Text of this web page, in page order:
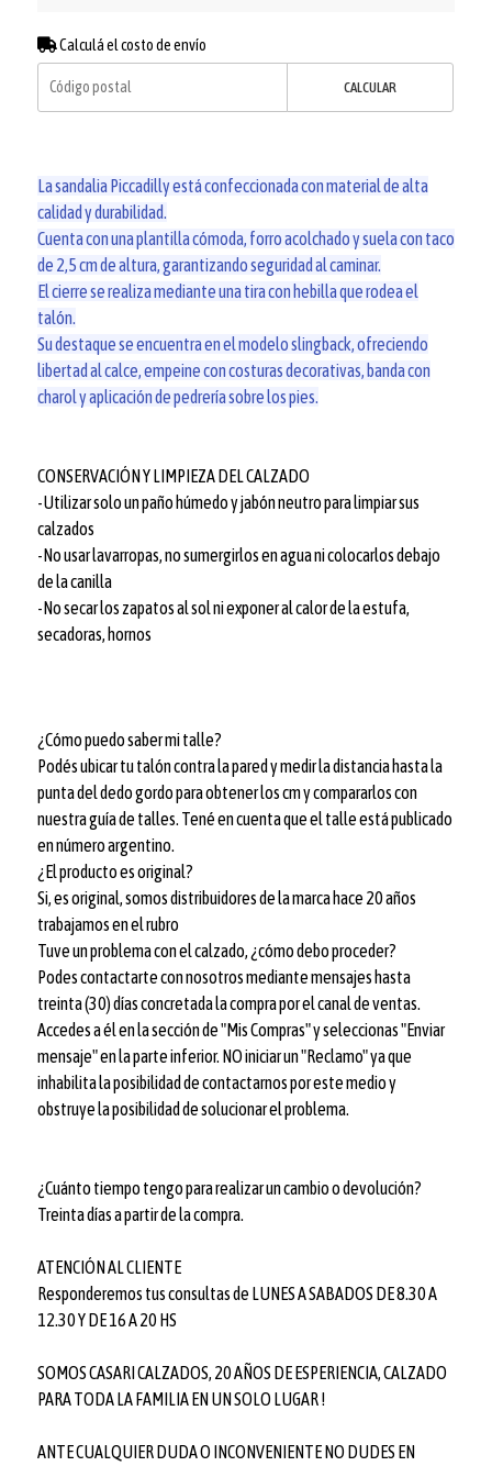
Calculá el costo de envío
CALCULAR
La sandalia Piccadilly está confeccionada con material de alta
calidad y durabilidad.
Cuenta con una plantilla cómoda, forro acolchado y suela con taco
de 2,5 cm de altura, garantizando seguridad al caminar.
El cierre se realiza mediante una tira con hebilla que rodea el
talón.
Su destaque se encuentra en el modelo slingback, ofreciendo
libertad al calce, empeine con costuras decorativas, banda con
charol y aplicación de pedrería sobre los pies.
CONSERVACIÓN Y LIMPIEZA DEL CALZADO
-Utilizar solo un paño húmedo y jabón neutro para limpiar sus
calzados
-No usar lavarropas, no sumergirlos en agua ni colocarlos debajo
de la canilla
-No secar los zapatos al sol ni exponer al calor de la estufa,
secadoras, hornos
¿Cómo puedo saber mi talle?
Podés ubicar tu talón contra la pared y medir la distancia hasta la
punta del dedo gordo para obtener los cm y compararlos con
nuestra guía de talles. Tené en cuenta que el talle está publicado
en número argentino.
¿El producto es original?
Si, es original, somos distribuidores de la marca hace 20 años
trabajamos en el rubro
Tuve un problema con el calzado, ¿cómo debo proceder?
Podes contactarte con nosotros mediante mensajes hasta
treinta (30) días concretada la compra por el canal de ventas.
Accedes a él en la sección de "Mis Compras" y seleccionas "Enviar
mensaje" en la parte inferior. NO iniciar un "Reclamo" ya que
inhabilita la posibilidad de contactarnos por este medio y
obstruye la posibilidad de solucionar el problema.
¿Cuánto tiempo tengo para realizar un cambio o devolución?
Treinta días a partir de la compra.
ATENCIÓN AL CLIENTE
Responderemos tus consultas de LUNES A SABADOS DE 8.30 A
12.30 Y DE 16 A 20 HS
SOMOS CASARI CALZADOS, 20 AÑOS DE ESPERIENCIA, CALZADO
PARA TODA LA FAMILIA EN UN SOLO LUGAR !
ANTE CUALQUIER DUDA O INCONVENIENTE NO DUDES EN